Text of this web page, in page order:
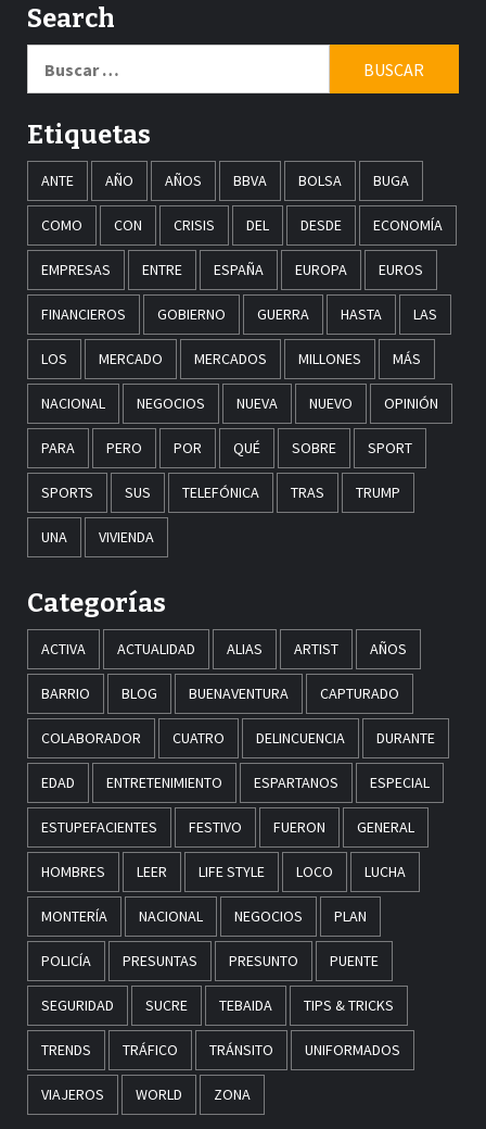
Search
Etiquetas
ANTE AÑO AÑOS BBVA BOLSA BUGA
COMO CON CRISIS DEL DESDE ECONOMÍA
EMPRESAS ENTRE ESPAÑA EUROPA EUROS
FINANCIEROS GOBIERNO GUERRA HASTA LAS
LOS MERCADO MERCADOS MILLONES MÁS
NACIONAL NEGOCIOS NUEVA NUEVO OPINIÓN
PARA PERO POR QUÉ SOBRE SPORT
SPORTS SUS TELEFÓNICA TRAS TRUMP
UNA VIVIENDA
Categorías
ACTIVA ACTUALIDAD ALIAS ARTIST AÑOS
BARRIO BLOG BUENAVENTURA CAPTURADO
COLABORADOR CUATRO DELINCUENCIA DURANTE
EDAD ENTRETENIMIENTO ESPARTANOS ESPECIAL
ESTUPEFACIENTES FESTIVO FUERON GENERAL
HOMBRES LEER LIFE STYLE LOCO LUCHA
MONTERÍA NACIONAL NEGOCIOS PLAN
POLICÍA PRESUNTAS PRESUNTO PUENTE
SEGURIDAD SUCRE TEBAIDA TIPS & TRICKS
TRENDS TRÁFICO TRÁNSITO UNIFORMADOS
VIAJEROS WORLD ZONA